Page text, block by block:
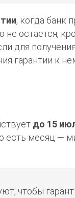
, когда банк
не остается,
для
гарантии к
до 15
есть месяц —
чтобы